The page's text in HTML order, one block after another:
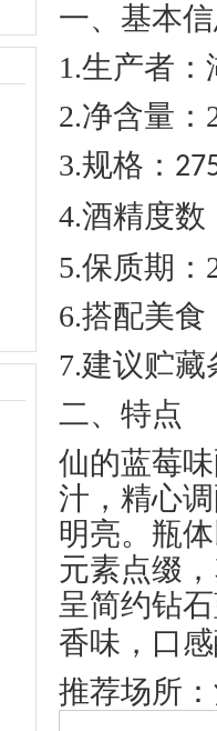
一、基本
1.生产者：
2.净含量 ：
3.规格：
4.酒精度数
5.保质期 ：
6.搭配美食
7.建议贮藏
二、特点
仙的蓝莓
汁，精心
明亮。瓶
元素点缀
呈简约钻
香味，口
推荐场所